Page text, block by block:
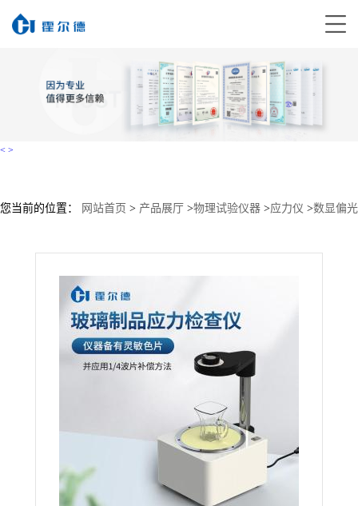
< >
您当前的位置： 网站首页 > 产品展厅 >物理试验仪器 >应力仪 >数显偏光